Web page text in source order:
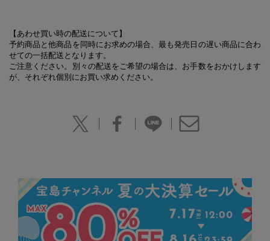
【あわせ買い時の配送について】
予約商品と他商品を同時にお求めの場合、最も発売日の遅い商品に合わ
せての一括配送となります。
ご注意ください。別々の配送をご希望の場合は、お手数をおかけします
が、それぞれ個別にお買い求めください。